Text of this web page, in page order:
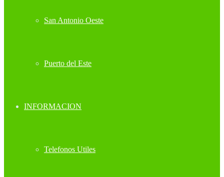
San Antonio Oeste
Puerto del Este
INFORMACION
Telefonos Utiles